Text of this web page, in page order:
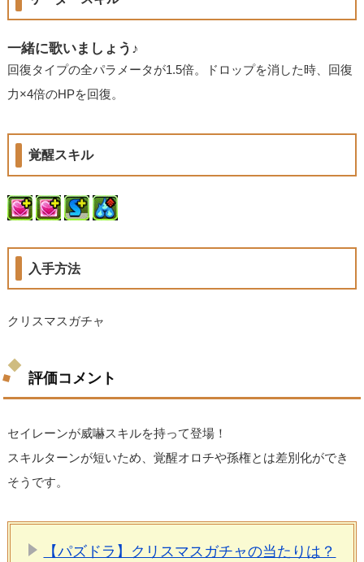
一緒に歌いましょう♪
回復タイプの全パラメータが1.5倍。ドロップを消した時、回復
力×4倍のHPを回復。
覚醒スキル
入手方法
クリスマスガチャ
評価コメント
セイレーンが威嚇スキルを持って登場！
スキルターンが短いため、覚醒オロチや孫権とは差別化ができ
そうです。
【パズドラ】クリスマスガチャの当たりは？